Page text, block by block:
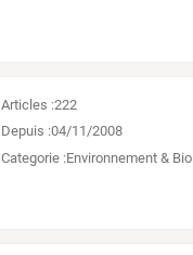
Articles :222
Depuis :04/11/2008
Categorie :Environnement & Bio